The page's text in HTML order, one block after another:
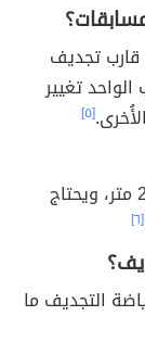
تجديف
تغيير
[٥]
يبلغ طول سباق رياضة التجديف حوالي 2000 متر، ويحتاج
[٦]
التجديف ما